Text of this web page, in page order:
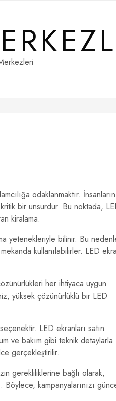
odaklanmaktır. İnsanların
bir unsurdur. Bu noktada,
kiralama.
yetenekleriyle bilinir. Bu
kullanılabilirler. LED
her ihtiyaca uygun
yüksek çözünürlüklü bir LED
LED ekranları satın
ve bakım gibi teknik detaylarla
gerçekleştirilir.
gerekliliklerine bağlı olarak,
kampanyalarınızı